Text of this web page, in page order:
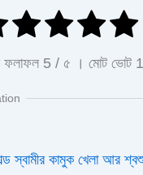
ফলাফল 5/ ৫ । মোট ভোট 1
স্বামীর কামুক খেলা আর